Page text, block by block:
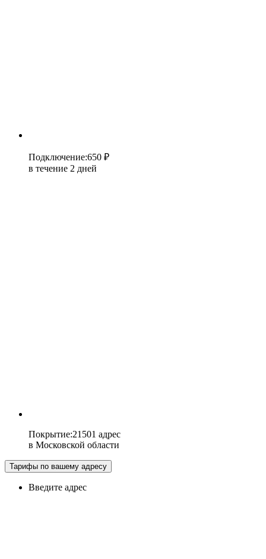
Подключение:650 ₽
в течение 2 дней
Покрытие:21501 адрес
в Московской области
Тарифы по вашему адресу
Введите адрес